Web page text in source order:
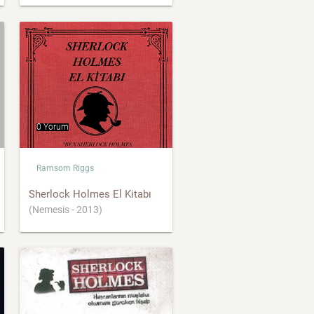
0 Yorum
Ramsom Riggs
Sherlock Holmes El Kitabı
(Nemesis - 2013)